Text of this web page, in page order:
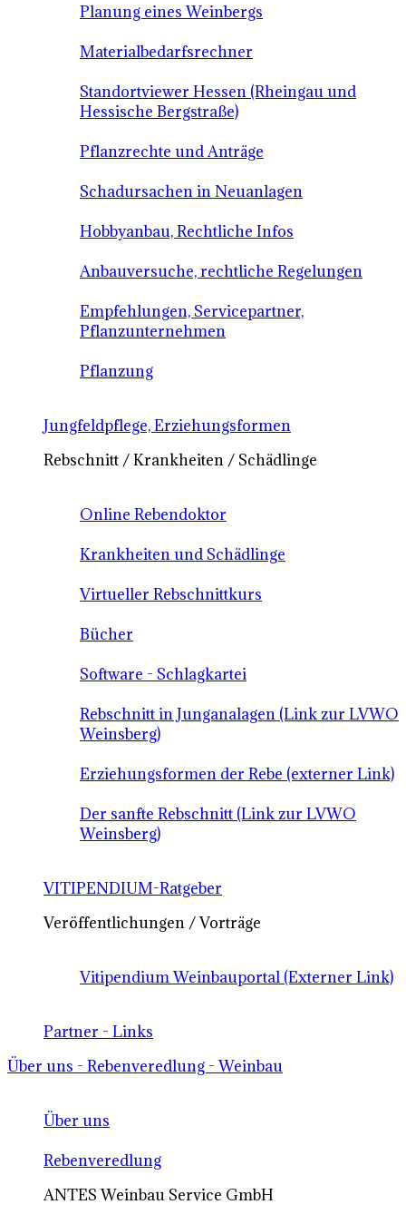
Planung eines Weinbergs
Materialbedarfsrechner
Standortviewer Hessen (Rheingau und
Hessische Bergstraße)
Pflanzrechte und Anträge
Schadursachen in Neuanlagen
Hobbyanbau, Rechtliche Infos
Anbauversuche, rechtliche Regelungen
Empfehlungen, Servicepartner,
Pflanzunternehmen
Pflanzung
Jungfeldpflege, Erziehungsformen
Rebschnitt / Krankheiten / Schädlinge
Online Rebendoktor
Krankheiten und Schädlinge
Virtueller Rebschnittkurs
Bücher
Software - Schlagkartei
Rebschnitt in Junganalagen (Link zur LVWO
Weinsberg)
Erziehungsformen der Rebe (externer Link)
Der sanfte Rebschnitt (Link zur LVWO
Weinsberg)
VITIPENDIUM-Ratgeber
Veröffentlichungen / Vorträge
Vitipendium Weinbauportal (Externer Link)
Partner - Links
Über uns - Rebenveredlung - Weinbau
Über uns
Rebenveredlung
ANTES Weinbau Service GmbH